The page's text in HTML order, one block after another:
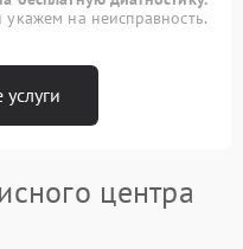
на неисправность.
услуги
центра